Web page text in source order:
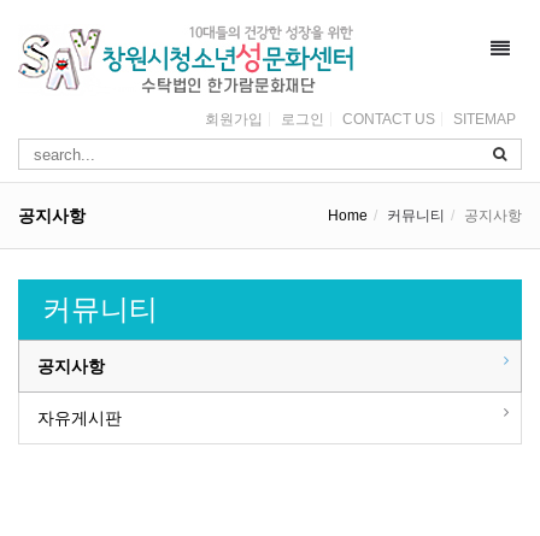
회원가입 로그인 CONTACT US SITEMAP
공지사항 Home 커뮤니티 공지사항
커뮤니티
공지사항
자유게시판